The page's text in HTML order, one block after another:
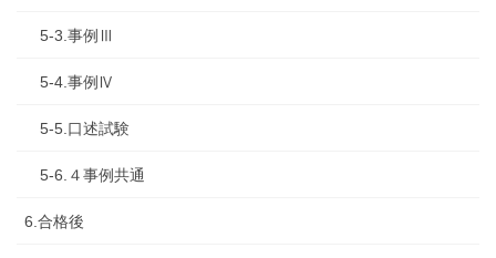
5-3.事例Ⅲ
5-4.事例Ⅳ
5-5.口述試験
5-6.４事例共通
6.合格後